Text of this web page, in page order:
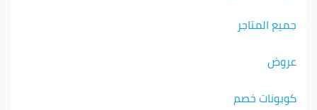
جميع المتاجر
عروض
كوبونات خصم